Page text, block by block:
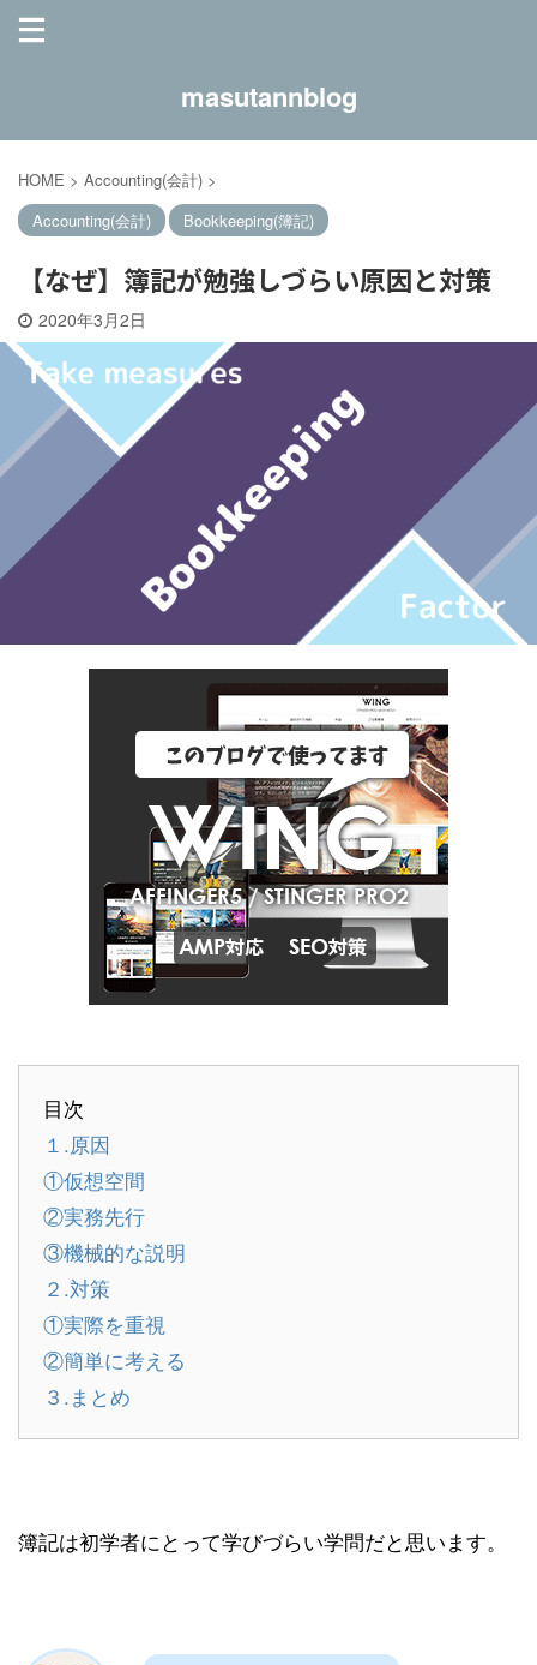
masutannblog
HOME > Accounting(会計) >
Accounting(会計)
Bookkeeping(簿記)
【なぜ】簿記が勉強しづらい原因と対策
2020年3月2日
目次
１.原因
①仮想空間
②実務先行
③機械的な説明
２.対策
①実際を重視
②簡単に考える
３.まとめ
簿記は初学者にとって学びづらい学問だと思います。